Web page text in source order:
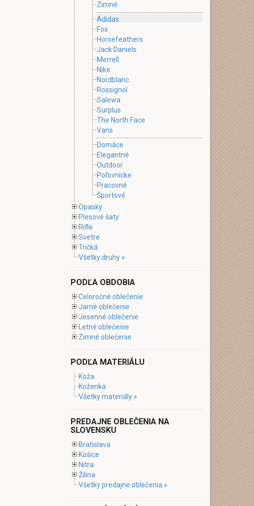
Zimné
Adidas
Fox
Horsefeathers
Jack Daniels
Merrell
Nike
Nordblanc
Rossignol
Salewa
Surplus
The North Face
Vans
Domáce
Elegantné
Outdoor
Poľovnícke
Pracovné
Športové
Opasky
Plesové šaty
Rifle
Svetre
Tričká
Všetky druhy »
PODĽA OBDOBIA
Celoročné oblečenie
Jarné oblečenie
Jesenné oblečenie
Letné oblečenie
Zimné oblečenie
PODĽA MATERIÁLU
Koža
Koženka
Všetky materiály »
PREDAJNE OBLEČENIA NA
SLOVENSKU
Bratislava
Košice
Nitra
Žilina
Všetky predajne oblečenia »